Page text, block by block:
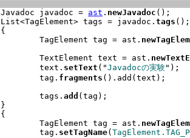
		Javadoc javadoc =
ast . newJavadoc ();
		List<TagElement> tags = javadoc.
tags ();
			TagElement tag = ast.
			TextElement text = ast.
			text.
setText ("Javadocの実験");
			tag.
fragments ().add(text);
			tags.
add (tag);
			TagElement tag = ast.
			tag.
setTagName(